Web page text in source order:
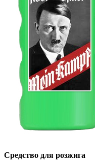
Средство для розжига